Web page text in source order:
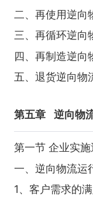
二、再使用逆向
三、再循环逆向
四、再制造逆向
五、退货逆向物
第五章 逆向物
第一节 企业实
一、逆向物流运
1、客户需求的